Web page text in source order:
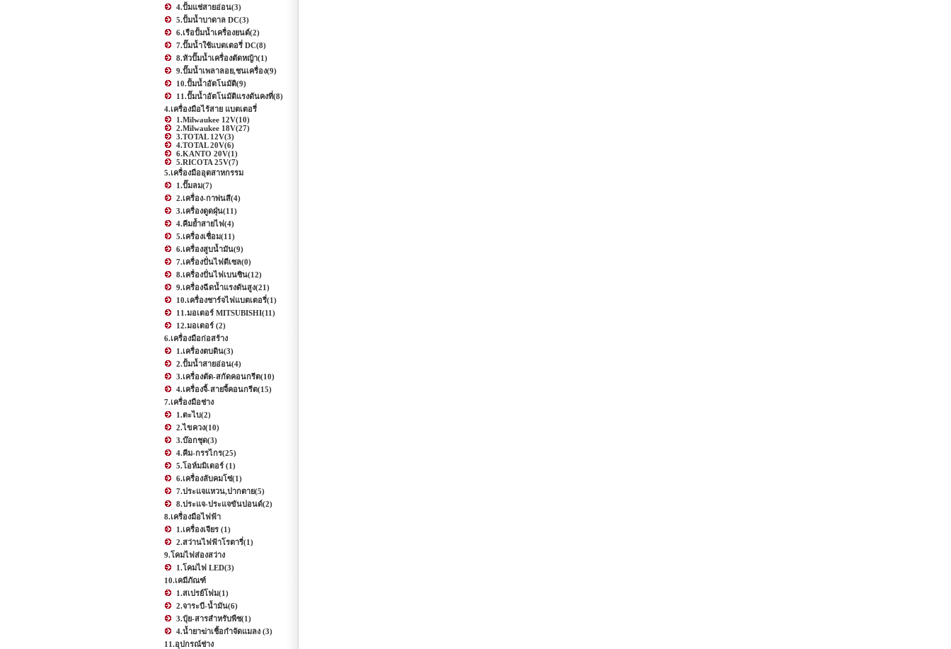
4.ปั้มแช่สายอ่อน(3)
5.ปั้มน้ำบาดาล DC(3)
6.เรือปั้มน้ำเครื่องยนต์(2)
7.ปั๊มน้ำใช้แบตเตอรี่ DC(8)
8.หัวปั๊มน้ำเครื่องตัดหญ้า(1)
9.ปั๊มน้ำเพลาลอย,ชนเครื่อง(9)
10.ปั้มน้ำอัตโนมัติ(9)
11.ปั๊มน้ำอัตโนมัติแรงดันคงที่(8)
4.เครื่องมือไร้สาย แบตเตอรี่
1.Milwaukee 12V(10)
2.Milwaukee 18V(27)
3.TOTAL 12V(3)
4.TOTAL 20V(6)
6.KANTO 20V(1)
5.RICOTA 25V(7)
5.เครื่องมืออุตสาหกรรม
1.ปั๊มลม(7)
2.เครื่อง-กาพ่นสี(4)
3.เครื่องดูดฝุ่น(11)
4.คีมย้ำสายไฟ(4)
5.เครื่องเชื่อม(11)
6.เครื่องสูบน้ำมัน(9)
7.เครื่องปั่นไฟดีเซล(0)
8.เครื่องปั่นไฟเบนซิน(12)
9.เครื่องฉีดน้ำแรงดันสูง(21)
10.เครื่องชาร์จไฟแบตเตอรี่(1)
11.มอเตอร์ MITSUBISHI(11)
12.มอเตอร์ (2)
6.เครื่องมือก่อสร้าง
1.เครื่องตบดิน(3)
2.ปั้มน้ำสายอ่อน(4)
3.เครื่องตัด-สกัดคอนกรีต(10)
4.เครื่องจี้-สายจี้คอนกรีต(15)
7.เครื่องมือช่าง
1.ตะไบ(2)
2.ไขควง(10)
3.บ๊อกชุด(3)
4.คีม-กรรไกร(25)
5.โอห์มมิเตอร์ (1)
6.เครื่องลับคมโซ่(1)
7.ประแจแหวน,ปากตาย(5)
8.ประแจ-ประแจขันปอนด์(2)
8.เครื่องมือไฟฟ้า
1.เครื่องเจียร (1)
2.สว่านไฟฟ้าโรตารี่(1)
9.โคมไฟส่องสว่าง
1.โคมไฟ LED(3)
10.เคมีภัณฑ์
1.สเปรย์โฟม(1)
2.จาระบี-น้ำมัน(6)
3.ปุ๋ย-สารสำหรับพืช(1)
4.น้ำยาฆ่าเชื้อกำจัดแมลง (3)
11.อุปกรณ์ช่าง